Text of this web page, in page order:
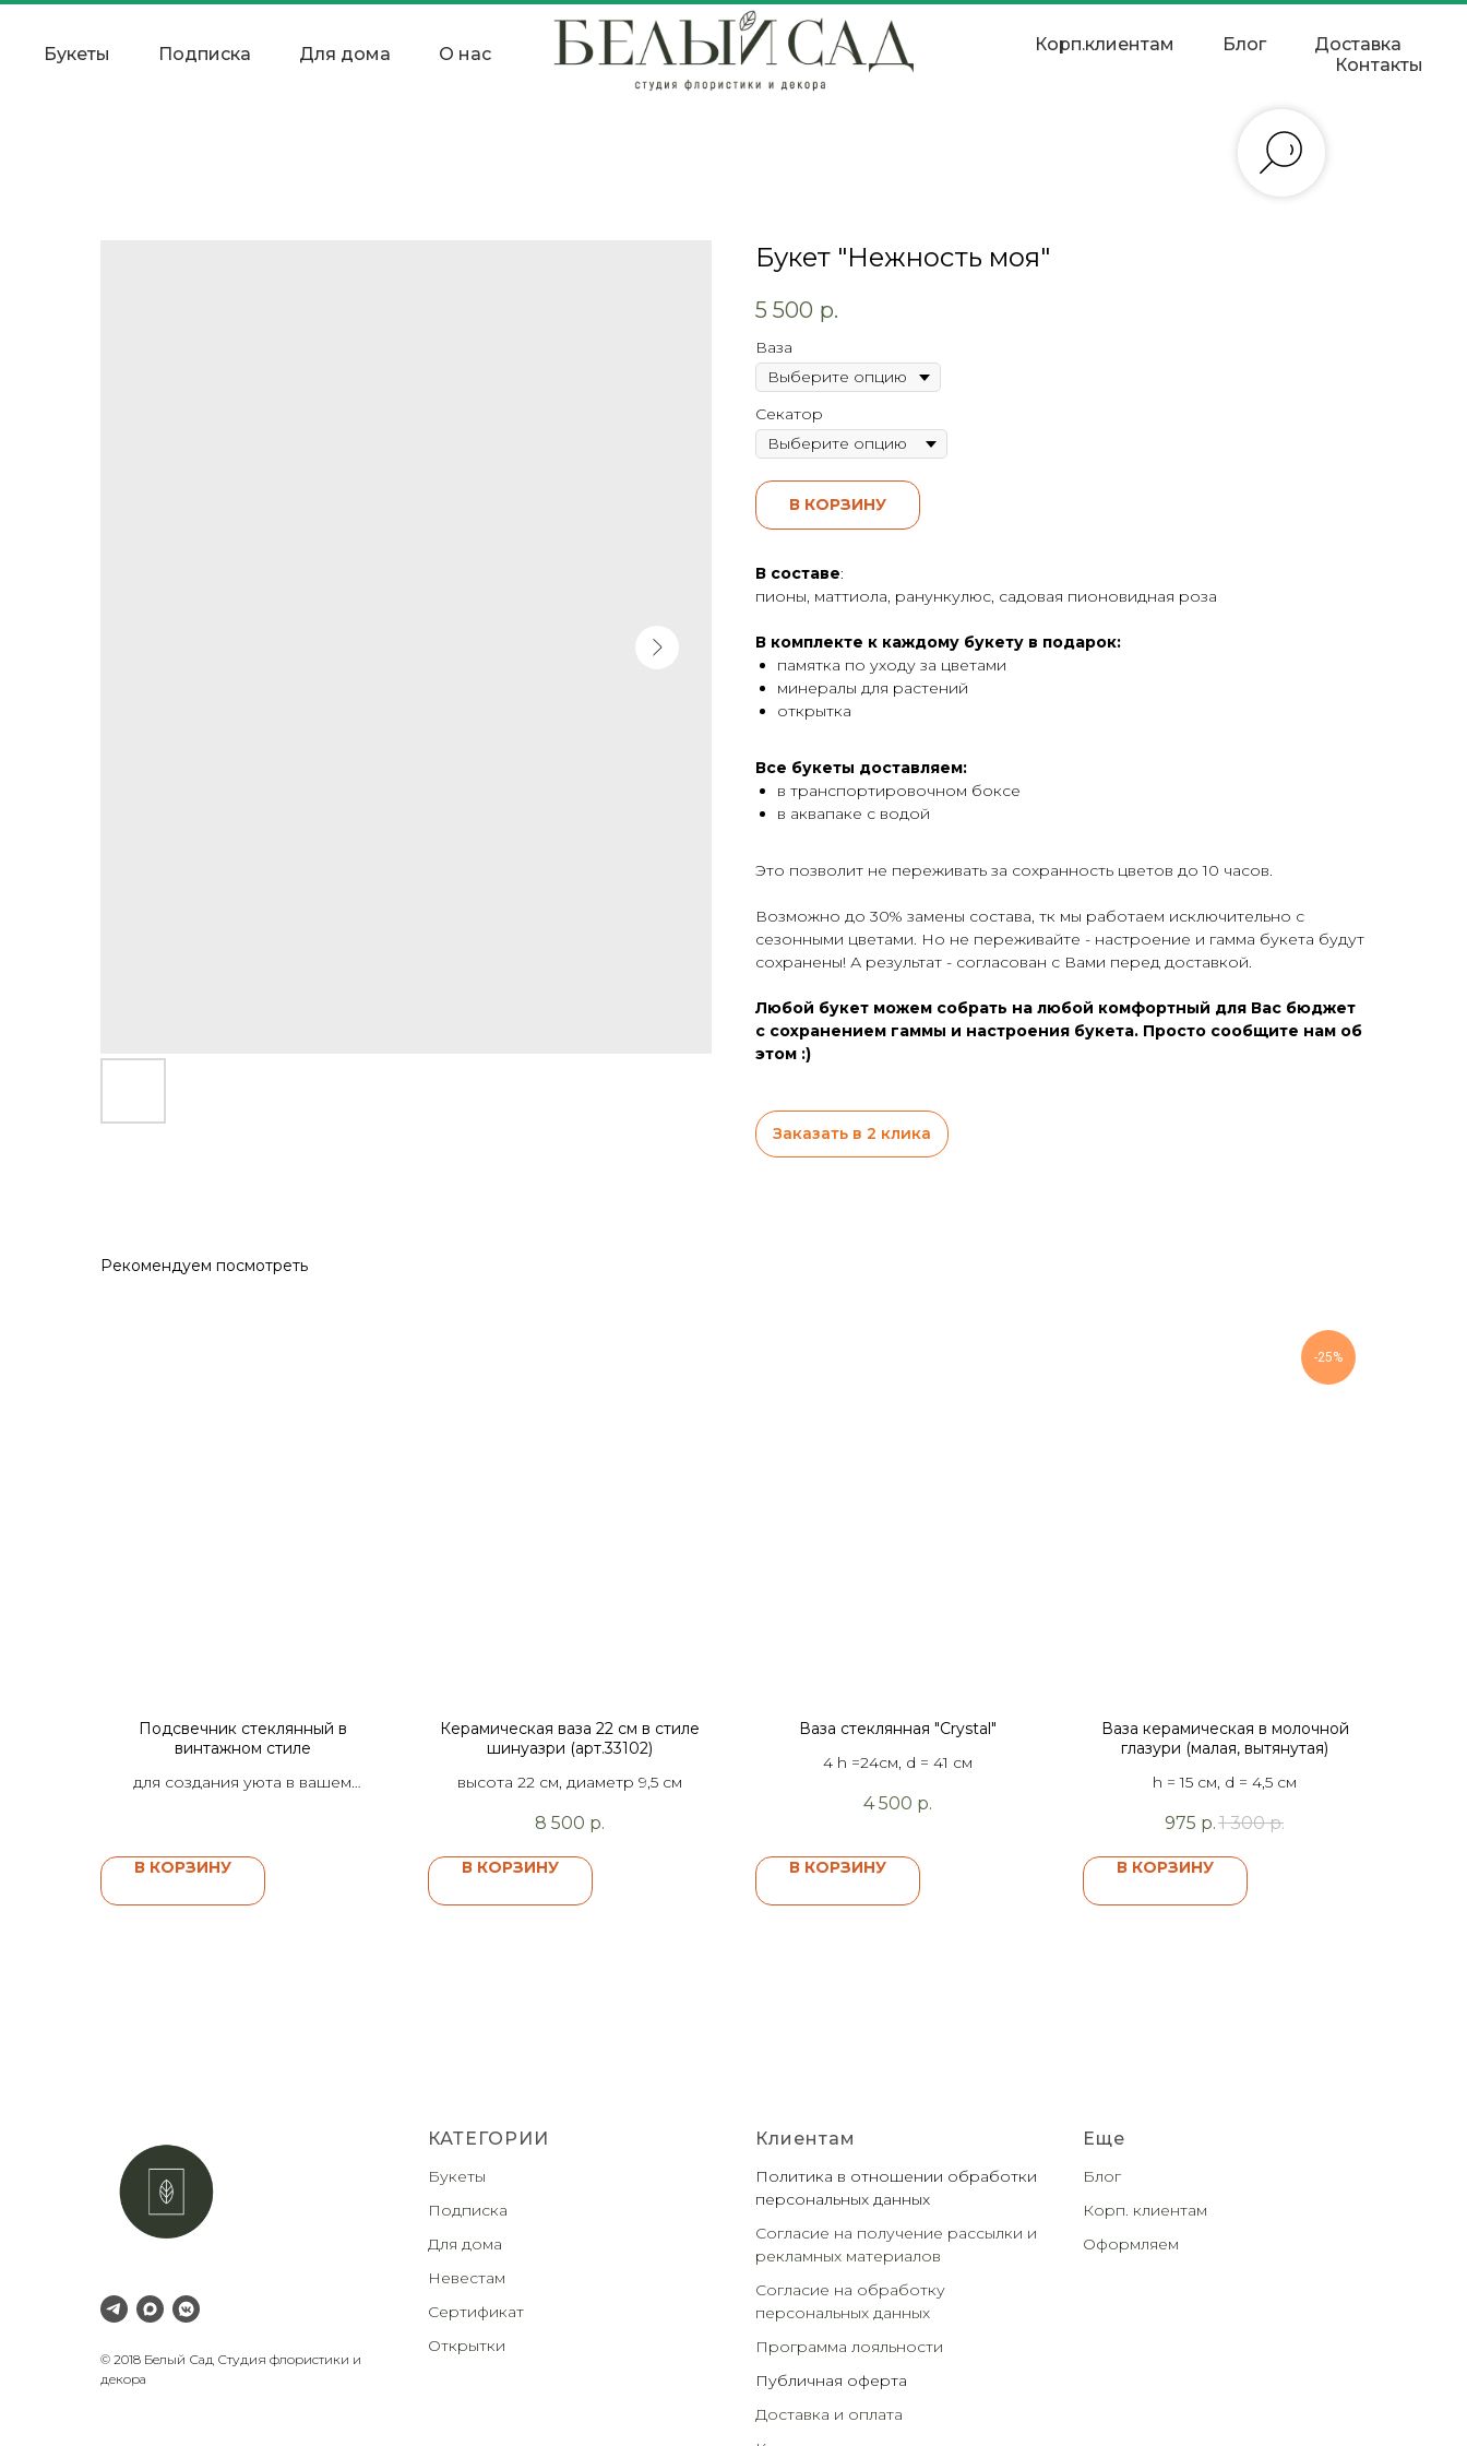
Букеты Подписка Для дома О нас Корп.клиентам Блог
Доставка
Контакты
Букет "Нежность моя"
5 500 р.
Ваза
Секатор
В КОРЗИНУ
В составе:
пионы, маттиола, ранункулюс, садовая пионовидная роза
В комплекте к каждому букету в подарок:
памятка по уходу за цветами
минералы для растений
открытка
Все букеты доставляем:
в транспортировочном боксе
в аквапаке с водой
Это позволит не переживать за сохранность цветов до 10 часов.
Возможно до 30% замены состава, тк мы работаем исключительно с
сезонными цветами. Но не переживайте - настроение и гамма букета будут
сохранены! А результат - согласован с Вами перед доставкой.
Любой букет можем собрать на любой комфортный для Вас бюджет
с сохранением гаммы и настроения букета. Просто сообщите нам об
этом :)
Заказать в 2 клика
Рекомендуем посмотреть
Подсвечник стеклянный в
винтажном стиле
для создания уюта в вашем
В КОРЗИНУ
Керамическая ваза 22 см в стиле
шинуазри (арт.33102)
высота 22 см, диаметр 9,5 см
8 500 р.
В КОРЗИНУ
Ваза стеклянная "Crystal"
4 h =24см, d = 41 см
4 500 р.
В КОРЗИНУ
-25%
Ваза керамическая в молочной
глазури (малая, вытянутая)
h = 15 см, d = 4,5 см
975 р. 1 300 р.
В КОРЗИНУ
© 2018 Белый Сад Студия флористики и
декора
КАТЕГОРИИ
Букеты
Подписка
Для дома
Невестам
Сертификат
Открытки
Клиентам
Политика в отношении обработки
персональных данных
Согласие на получение рассылки и
рекламных материалов
Согласие на обработку
персональных данных
Программа лояльности
Публичная оферта
Доставка и оплата
Еще
Блог
Корп. клиентам
Оформляем